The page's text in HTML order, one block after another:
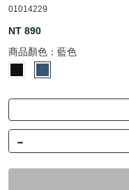
01014229
NT 890
商品顏色： 藍色
-